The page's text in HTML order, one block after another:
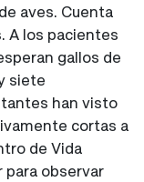
aves. Cuenta
A los pacientes
gallos de
siete
han visto
cortas a
de Vida
para observar